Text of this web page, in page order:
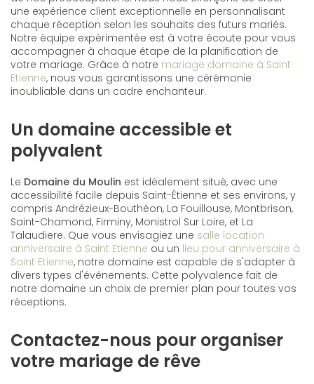
une expérience client exceptionnelle en personnalisant
chaque réception selon les souhaits des futurs mariés.
Notre équipe expérimentée est à votre écoute pour vous
accompagner à chaque étape de la planification de
votre mariage. Grâce à notre mariage domaine à Saint
Etienne, nous vous garantissons une cérémonie
inoubliable dans un cadre enchanteur.
Un domaine accessible et
polyvalent
Le Domaine du Moulin est idéalement situé, avec une
accessibilité facile depuis Saint-Étienne et ses environs, y
compris Andrézieux-Bouthéon, La Fouillouse, Montbrison,
Saint-Chamond, Firminy, Monistrol Sur Loire, et La
Talaudiere. Que vous envisagiez une salle location
anniversaire à Saint Etienne ou un lieu pour anniversaire à
Saint Etienne, notre domaine est capable de s'adapter à
divers types d'événements. Cette polyvalence fait de
notre domaine un choix de premier plan pour toutes vos
réceptions.
Contactez-nous pour organiser
votre mariage de rêve